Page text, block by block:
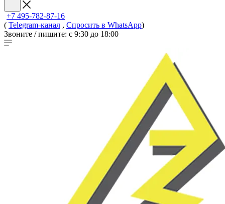
+7 495-782-87-16
( Telegram-канал , Спросить в WhatsApp)
Звоните / пишите: с 9:30 до 18:00